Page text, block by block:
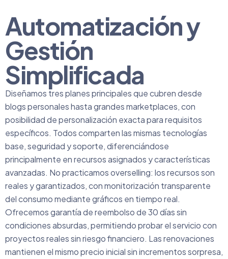
Automatización y
Gestión
Simplificada
Diseñamos tres planes principales que cubren desde
blogs personales hasta grandes marketplaces, con
posibilidad de personalización exacta para requisitos
específicos. Todos comparten las mismas tecnologías
base, seguridad y soporte, diferenciándose
principalmente en recursos asignados y características
avanzadas. No practicamos overselling: los recursos son
reales y garantizados, con monitorización transparente
del consumo mediante gráficos en tiempo real.
Ofrecemos garantía de reembolso de 30 días sin
condiciones absurdas, permitiendo probar el servicio con
proyectos reales sin riesgo financiero. Las renovaciones
mantienen el mismo precio inicial sin incrementos sorpresa,